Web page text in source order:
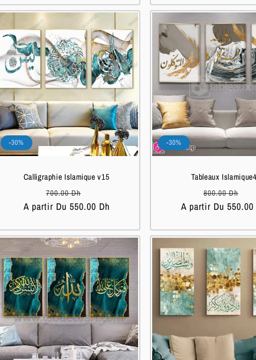
-30%
Calligraphie Islamique v15
Prix
habituel
700.00 Dh
soldé
A partir Du 550.00 Dh
-30%
Tableaux Islamique4
Prix
habituel
800.00 Dh
A partir Du 550.00